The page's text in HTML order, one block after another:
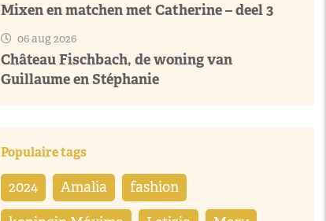
Mixen en matchen met Catherine – deel 3
06 aug 2026
Château Fischbach, de woning van
Guillaume en Stéphanie
Populaire tags
2024 Amalia fashion